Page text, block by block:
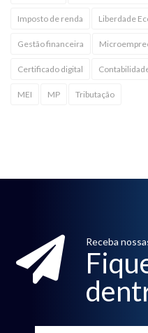
Imposto de renda Liberdade
Gestão financeira
Certificado digital
MEI MP Tributação
Receba